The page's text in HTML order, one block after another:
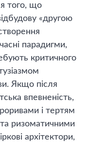
того, що
«другою
парадигми,
критичного
Якщо після
впевненість,
і тертям
ризоматичними
архітектори,